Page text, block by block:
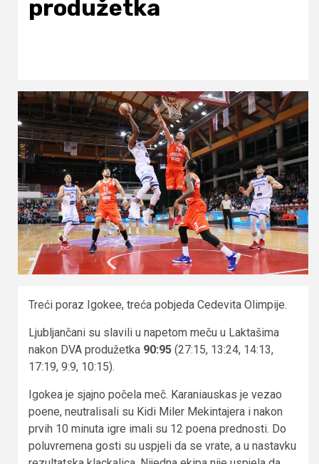
produžetka
Treći poraz Igokee, treća pobjeda Cedevita Olimpije.
Ljubljančani su slavili u napetom meču u Laktašima
nakon DVA produžetka 90:95 (27:15, 13:24, 14:13,
17:19, 9:9, 10:15).
Igokea je sjajno počela meč. Karaniauskas je vezao
poene, neutralisali su Kidi Miler Mekintajera i nakon
prvih 10 minuta igre imali su 12 poena prednosti. Do
poluvremena gosti su uspjeli da se vrate, a u nastavku